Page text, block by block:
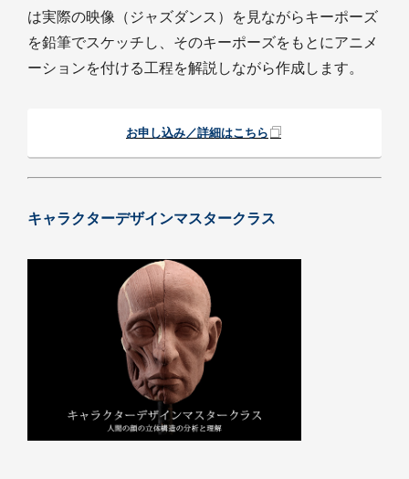
は実際の映像（ジャズダンス）を見ながらキーポーズ
を鉛筆でスケッチし、そのキーポーズをもとにアニメ
ーションを付ける工程を解説しながら作成します。
お申し込み／詳細はこちら
キャラクターデザインマスタークラス